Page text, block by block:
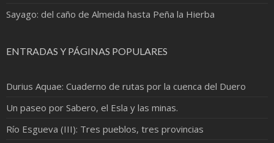
Sayago: del caño de Almeida hasta Peña la Hierba
ENTRADAS Y PÁGINAS POPULARES
Durius Aquae: Cuaderno de rutas por la cuenca del Duero
Un paseo por Sabero, el Esla y las minas.
Río Esgueva (III): Tres pueblos, tres provincias